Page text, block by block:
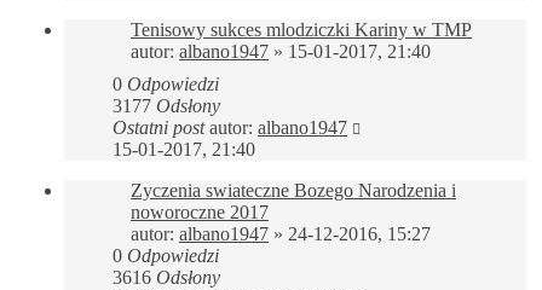
Tenisowy sukces mlodziczki Kariny w TMP
autor: albano1947 » 15-01-2017, 21:40
0 Odpowiedzi
3177 Odsłony
Ostatni postautor: albano1947
15-01-2017, 21:40
Zyczenia swiateczne Bozego Narodzenia i
noworoczne 2017
autor: albano1947 » 24-12-2016, 15:27
0 Odpowiedzi
3616 Odsłony